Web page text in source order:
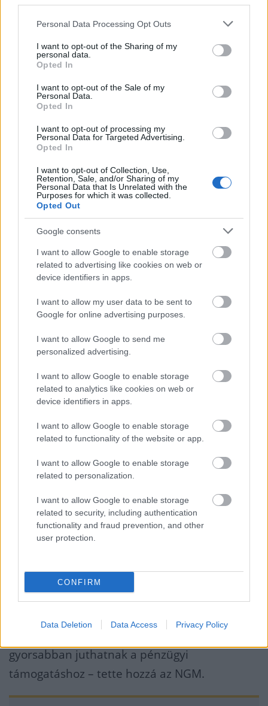
Please note that this website/app uses one or more Google
not limited to your visit or usage behaviour. You may click to
grant or deny consent to Google and its third-party tags to
use your data for below specified purposes in below Google
consent section.
Personal Data Processing Opt Outs
I want to opt-out of the Sharing of my
personal data.
Opted In
I want to opt-out of the Sale of my
Personal Data.
Opted In
I want to opt-out of processing my
Personal Data for Targeted Advertising.
Opted In
I want to opt-out of Collection, Use,
Retention, Sale, and/or Sharing of my
Personal Data that Is Unrelated with the
Purposes for which it was collected.
Opted Out
Google consents
I want to allow Google to enable storage
related to advertising like cookies on web or
device identifiers in apps.
I want to allow my user data to be sent to
Google for online advertising purposes.
I want to allow Google to send me
personalized advertising.
I want to allow Google to enable storage
related to analytics like cookies on web or
device identifiers in apps.
I want to allow Google to enable storage
related to functionality of the website or app.
I want to allow Google to enable storage
related to personalization.
I want to allow Google to enable storage
related to security, including authentication
functionality and fraud prevention, and other
user protection.
CONFIRM
Data Deletion Data Access Privacy Policy
A rovat támogatója:
Új fokozatra kapcsol a Demján Sándor 1+1
Program - elindultak a kifizetések, az első
100 vállalkozás már meg is kezdhette
tervezett fejlesztéseit - jelentette be
közleményében a Nemzetgazdasági
Minisztérium (NGM).
A szaktárca közlése szerint a 130 milliárd
forintra emelt keretösszegű Demján Sándor
1+1 KKV beruházás élénkítő támogatási
program keretében az első 100 vállalkozás
számára már megérkezett a támogatási
előleg, közel 10 milliárd forint értékben.
összességében már 1325 vállalkozás
támogatásáról döntött, összesen 104,5
milliárd forint értékben. A nyertesek a
napokban kapták meg az értesítést a
programot kezelő Magyar
A vállalkozások folyamatosan töltik fel a
pályázatkezelő felületre a támogatói okirat
kiállításához szükséges dokumentumokat.
gyorsabban juthatnak a pénzügyi
támogatáshoz – tette hozzá az NGM.